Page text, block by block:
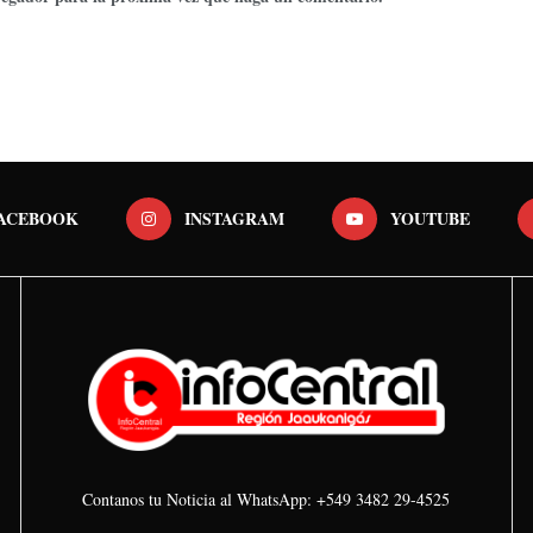
INSTAGRAM YOUTUBE
Contanos tu Noticia al WhatsApp: +549 3482 29-4525